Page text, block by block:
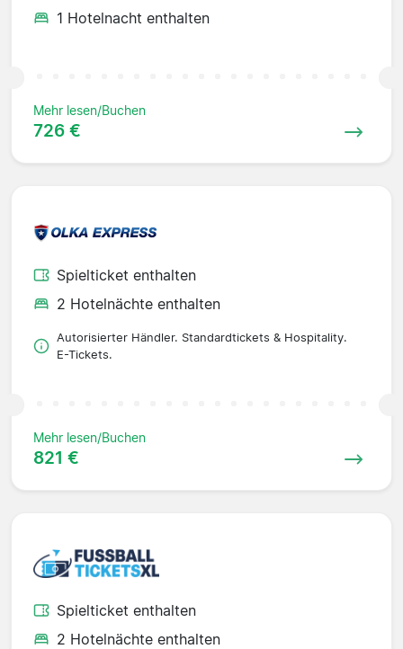
1 Hotelnacht enthalten
Mehr lesen/Buchen
726 €
Spielticket enthalten
2 Hotelnächte enthalten
Autorisierter Händler. Standardtickets & Hospitality.
E-Tickets.
Mehr lesen/Buchen
821 €
Spielticket enthalten
2 Hotelnächte enthalten